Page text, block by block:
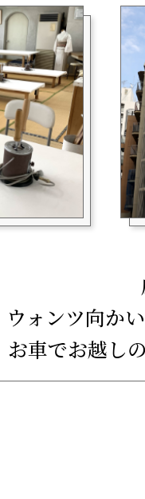
ウォンツ向か
お車でお越し